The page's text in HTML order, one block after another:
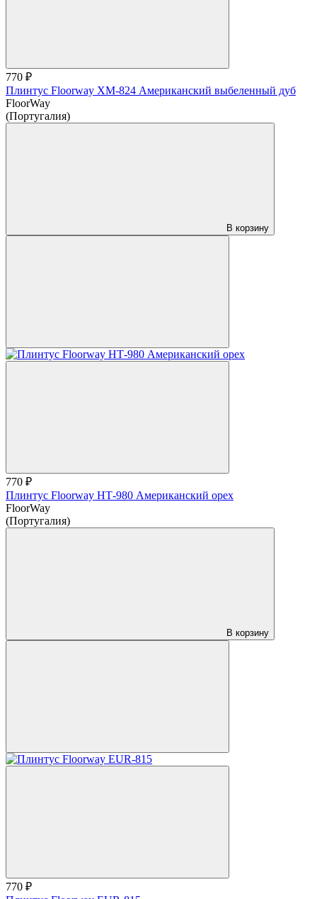
770 ₽
Плинтус Floorway ХМ-824 Американский выбеленный дуб
FloorWay
(Португалия)
В корзину
770 ₽
Плинтус Floorway НТ-980 Американский орех
FloorWay
(Португалия)
В корзину
770 ₽